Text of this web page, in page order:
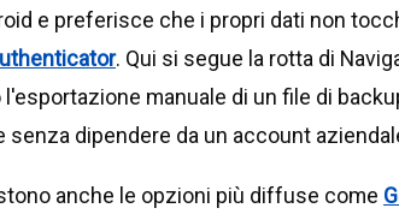
e preferisce che i propri dati non
. Qui si segue la rotta di
manuale di un file di
senza dipendere da un account
anche le opzioni più diffuse come